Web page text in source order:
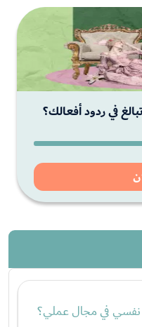
في ردود أفعالك؟
في مجال عملي؟